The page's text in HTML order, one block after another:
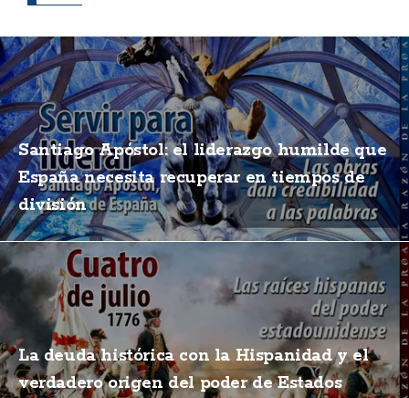
Santiago Apóstol: el liderazgo humilde que
España necesita recuperar en tiempos de
división
La deuda histórica con la Hispanidad y el
verdadero origen del poder de Estados